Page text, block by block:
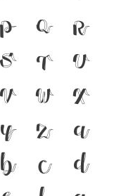
P Q R
S T U
V W X
Y Z a
b c d